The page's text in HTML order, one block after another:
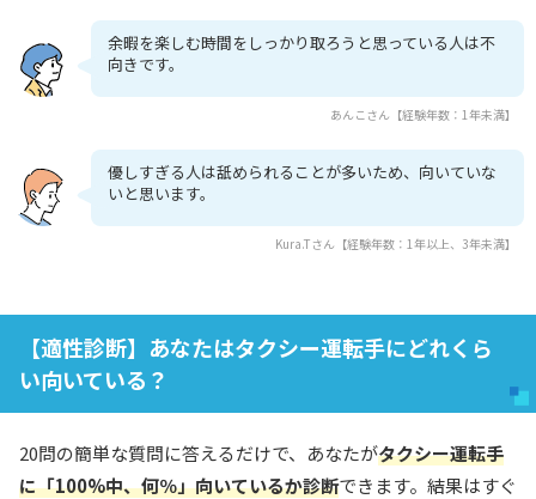
余暇を楽しむ時間をしっかり取ろうと思っている人は不
向きです。
あんこさん【経験年数：1年未満】
優しすぎる人は舐められることが多いため、向いていな
いと思います。
Kura.Tさん【経験年数：1年以上、3年未満】
【適性診断】あなたはタクシー運転手にどれくら
い向いている？
20問の簡単な質問に答えるだけで、あなたがタクシー運転手
に「100%中、何％」向いているか診断できます。結果はすぐ